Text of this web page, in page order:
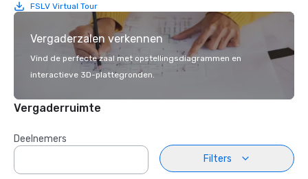
FSLV Virtual Tour
Vergaderzalen verkennen
Vind de perfecte zaal met opstellingsdiagrammen en
interactieve 3D-plattegronden.
Vergaderruimte
Deelnemers
Filters